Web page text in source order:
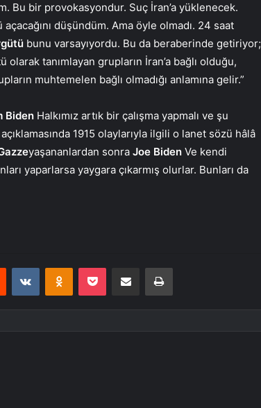
Bu bir provokasyondur. Suç İran’a yüklenecek.
düşündüm. Ama öyle olmadı. 24 saat
bunu varsayıyordu. Bu da beraberinde getiriyor;
tanımlayan grupların İran’a bağlı olduğu,
muhtemelen bağlı olmadığı anlamına gelir.”
Biden Halkımız artık bir çalışma yapmalı ve şu
1915 olaylarıyla ilgili o lanet sözü hâlâ
yaşananlardan sonra Joe Biden Ve kendi
yaparlarsa yaygara çıkarmış olurlar. Bunları da
Reddit VKontakteOdnoklassniki
Pocket E-Posta ile paylaş Yazdır